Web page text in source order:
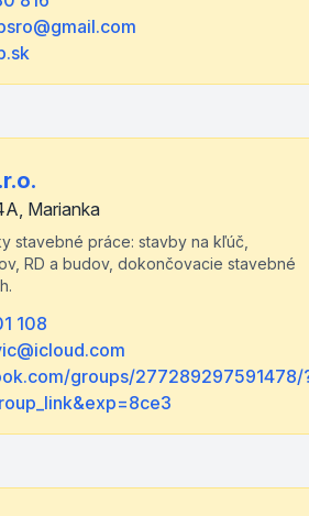
Marianka
stavebné práce: stavby na kľúč,
RD a budov, dokončovacie stavebné
108
groups/277289297591478/